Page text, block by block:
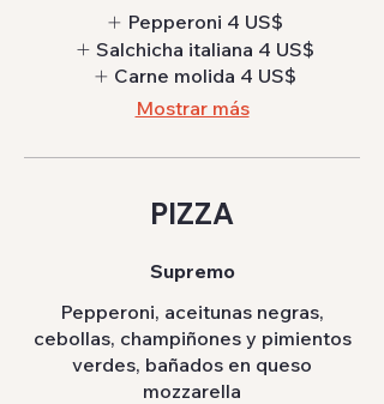
Pepperoni 4 US$
Salchicha italiana 4 US$
Carne molida 4 US$
Mostrar más
PIZZA
Supremo
Pepperoni, aceitunas negras,
cebollas, champiñones y pimientos
verdes, bañados en queso
mozzarella